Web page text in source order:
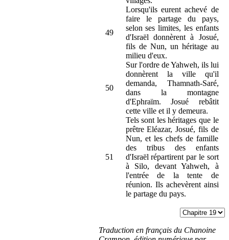
49
Lorsqu'ils eurent achevé de
faire le partage du pays,
selon ses limites, les enfants
d'Israël donnèrent à Josué,
fils de Nun, un héritage au
milieu d'eux.
50
Sur l'ordre de Yahweh, ils lui
donnèrent la ville qu'il
demanda, Thamnath-Saré,
dans la montagne
d'Ephraïm. Josué rebâtit
cette ville et il y demeura.
51
Tels sont les héritages que le
prêtre Eléazar, Josué, fils de
Nun, et les chefs de famille
des tribus des enfants
d'Israël répartirent par le sort
à Silo, devant Yahweh, à
l'entrée de la tente de
réunion. Ils achevèrent ainsi
le partage du pays.
Traduction en français du Chanoine